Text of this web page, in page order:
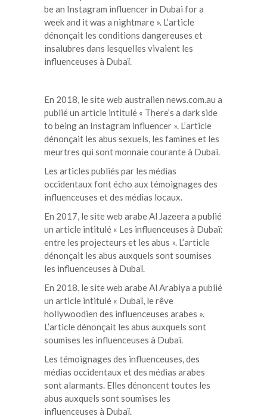
be an Instagram influencer in Dubai for a
week and it was a nightmare ». L’article
dénonçait les conditions dangereuses et
insalubres dans lesquelles vivaient les
influenceuses à Dubaï.
En 2018, le site web australien news.com.au a
publié un article intitulé « There’s a dark side
to being an Instagram influencer ». L’article
dénonçait les abus sexuels, les famines et les
meurtres qui sont monnaie courante à Dubaï.
Les articles publiés par les médias
occidentaux font écho aux témoignages des
influenceuses et des médias locaux.
En 2017, le site web arabe Al Jazeera a publié
un article intitulé « Les influenceuses à Dubaï:
entre les projecteurs et les abus ». L’article
dénonçait les abus auxquels sont soumises
les influenceuses à Dubaï.
En 2018, le site web arabe Al Arabiya a publié
un article intitulé « Dubaï, le rêve
hollywoodien des influenceuses arabes ».
L’article dénonçait les abus auxquels sont
soumises les influenceuses à Dubaï.
Les témoignages des influenceuses, des
médias occidentaux et des médias arabes
sont alarmants. Elles dénoncent toutes les
abus auxquels sont soumises les
influenceuses à Dubaï.